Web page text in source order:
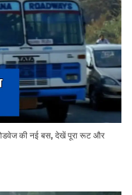
की नई बस, देखें पूरा रूट और